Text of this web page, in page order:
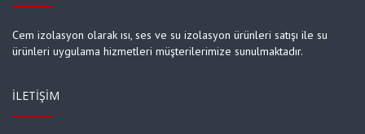
Cem izolasyon olarak ısı, ses ve su izolasyon ürünleri satışı ile su
ürünleri uygulama hizmetleri müşterilerimize sunulmaktadır.
İLETIŞIM